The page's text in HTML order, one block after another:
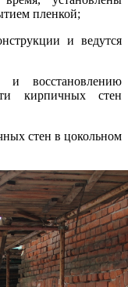
пленкой;
и ведутся
восстановлению
кирпичных стен
стен в цокольном